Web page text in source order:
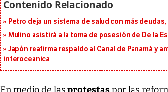
Petro deja un sistema de salud con más
Mulino asistirá a la toma de posesión de De la
Japón reafirma respaldo al Canal de Panamá y
interoceánica
En medio de las protestaspor las